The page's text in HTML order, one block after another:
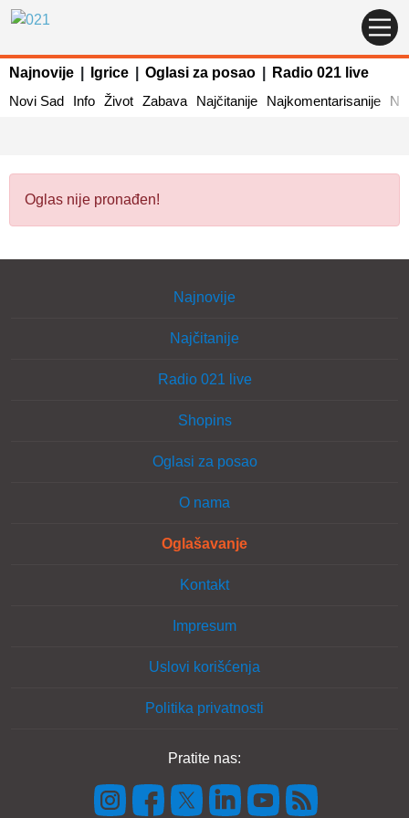
Najnovije Igrice Oglasi za posao
Radio 021 live
Novi Sad
Info Život Zabava Najčitanije Najkomentarisanije
Oglas nije pronađen!
Najnovije
Najčitanije
Radio 021 live
Shopins
Oglasi za posao
O nama
Oglašavanje
Kontakt
Impresum
Uslovi korišćenja
Politika privatnosti
Pratite nas: